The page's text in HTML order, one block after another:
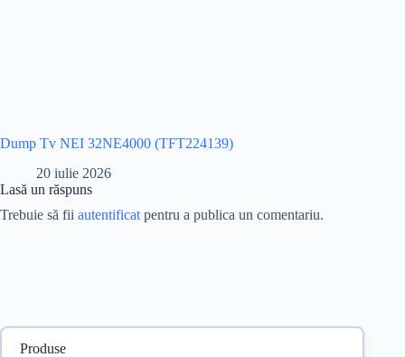
Dump Tv NEI 32NE4000 (TFT224139)
20 iulie 2026
Lasă un răspuns
Trebuie să fii autentificat pentru a publica un comentariu.
Produse